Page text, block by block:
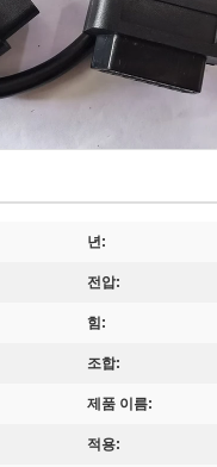
년:
전압:
힘:
조합:
제품 이름:
적용: